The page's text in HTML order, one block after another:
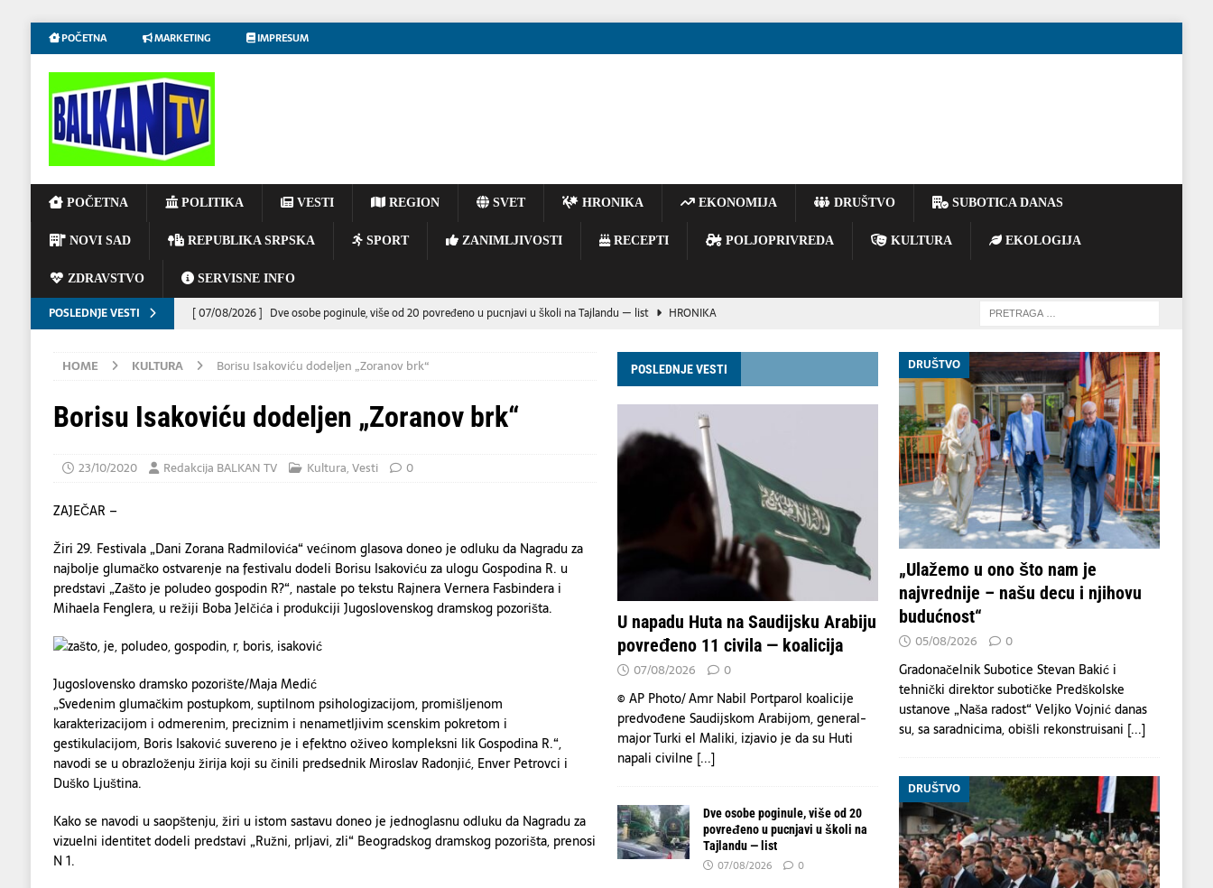
POČETNA MARKETING IMPRESUM
POČETNA POLITIKA VESTI REGION SVET HRONIKA EKONOMIJA DRUŠTVO SUBOTICA DANAS
NOVI SAD REPUBLIKA SRPSKA SPORT ZANIMLJIVOSTI RECEPTI POLJOPRIVREDA KULTURA EKOLOGIJA
ZDRAVSTVO SERVISNE INFO
POSLEDNJE VESTI [ 07/08/2026 ] Dve osobe poginule, više od 20 povređeno u pucnjavi u školi na Tajlandu — list
HRONIKA
IZAZVATI KATASTROFALAN POŽAR
EKOLOGIJA
[ 06/08/2026 ]
Dino Merlin oduševio region – tri spektakularne večeri na Koševu za pamćenje
KULTURA
Tramp kaže da evropskim zemljama nedostaju snažne oružane snage zbog oslanjanja na SAD.
[ 07/08/2026 ] U napadu Huta na Saudijsku Arabiju povređeno 11 civila — koalicija
HOME KULTURA Borisu Isakoviću dodeljen „Zoranov brk“
Borisu Isakoviću dodeljen „Zoranov brk“
23/10/2020 Redakcija BALKAN TV Kultura,Vesti 0
ZAJEČAR –
Žiri 29. Festivala „Dani Zorana Radmilovića“ većinom glasova doneo je odluku da Nagradu za
najbolje glumačko ostvarenje na festivalu dodeli Borisu Isakoviću za ulogu Gospodina R. u
predstavi „Zašto je poludeo gospodin R?“, nastale po tekstu Rajnera Vernera Fasbindera i
Mihaela Fenglera, u režiji Boba Jelčića i produkciji Jugoslovenskog dramskog pozorišta.
Jugoslovensko dramsko pozorište/Maja Medić
„Svedenim glumačkim postupkom, suptilnom psihologizacijom, promišljenom
karakterizacijom i odmerenim, preciznim i nenametljivim scenskim pokretom i
gestikulacijom, Boris Isaković suvereno je i efektno oživeo kompleksni lik Gospodina R.“,
navodi se u obrazloženju žirija koji su činili predsednik Miroslav Radonjić, Enver Petrovci i
Duško Ljuština.
Kako se navodi u saopštenju, žiri u istom sastavu doneo je jednoglasnu odluku da Nagradu za
vizuelni identitet dodeli predstavi „Ružni, prljavi, zli“ Beogradskog dramskog pozorišta, prenosi
N 1.
POSLEDNJE VESTI
U napadu Huta na Saudijsku Arabiju
povređeno 11 civila — koalicija
07/08/2026 0
© AP Photo/ Amr Nabil Portparol koalicije
predvođene Saudijskom Arabijom, general-
major Turki el Maliki, izjavio je da su Huti
napali civilne [...]
Dve osobe poginule, više od 20
povređeno u pucnjavi u školi na
Tajlandu — list
07/08/2026 0
DRUŠTVO
„Ulažemo u ono što nam je
najvrednije – našu decu i njihovu
budućnost“
05/08/2026 0
Gradonačelnik Subotice Stevan Bakić i
tehnički direktor subotičke Predškolske
ustanove „Naša radost“ Veljko Vojnić danas
su, sa saradnicima, obišli rekonstruisani [...]
DRUŠTVO